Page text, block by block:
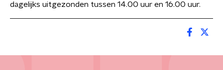
dagelijks uitgezonden tussen 14.00 uur en 16.00 uur.